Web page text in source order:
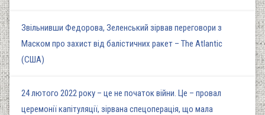
Звільнивши Федорова, Зеленський зірвав переговори з
Маском про захист від балістичних ракет – The Atlantic
(США)
24 лютого 2022 року – це не початок війни. Це – провал
церемонії капітуляції, зірвана спецоперація, що мала